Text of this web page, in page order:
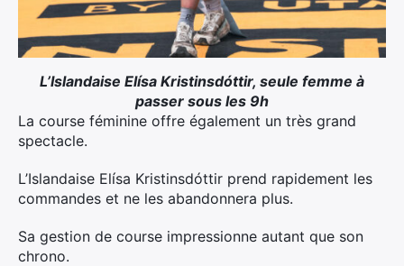
L’Islandaise Elísa Kristinsdóttir, seule femme à
passer sous les 9h
La course féminine offre également un très grand
spectacle.
L’Islandaise Elísa Kristinsdóttir prend rapidement les
commandes et ne les abandonnera plus.
Sa gestion de course impressionne autant que son
chrono.